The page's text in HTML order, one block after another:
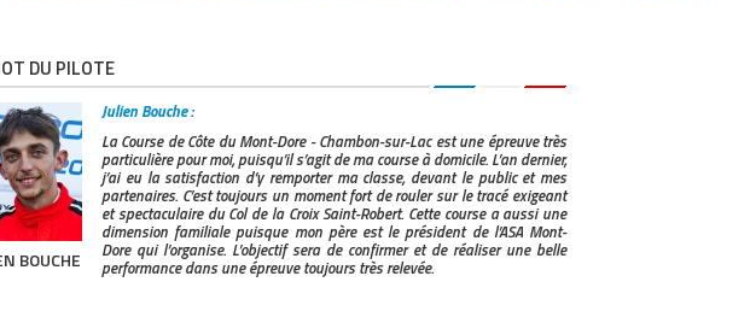
DU PILOTE
BOUCHE
Julien Bouche :
La Course de Côte du Mont-Dore - Chambon-sur-Lac est une épreuve très
particulière pour moi, puisqu’il s’agit de ma course à domicile. L’an dernier,
j’ai eu la satisfaction d’y remporter ma classe, devant le public et mes
partenaires. C’est toujours un moment fort de rouler sur le tracé exigeant
et spectaculaire du Col de la Croix Saint-Robert. Cette course a aussi une
dimension familiale puisque mon père est le président de l’ASA Mont-
Dore qui l’organise. L’objectif sera de confirmer et de réaliser une belle
performance dans une épreuve toujours très relevée.